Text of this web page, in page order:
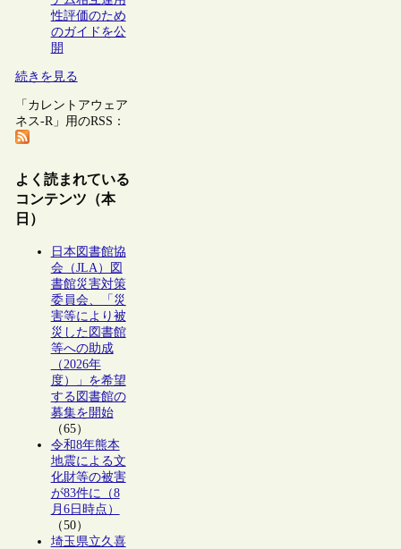
性評価のため
のガイドを公
開
続きを見る
「カレントアウェア
ネス-R」用のRSS：
よく読まれている
コンテンツ（本
日）
日本図書館協
会（JLA）図
書館災害対策
委員会、「災
害等により被
災した図書館
等への助成
（2026年
度）」を希望
する図書館の
募集を開始
（65）
令和8年熊本
地震による文
化財等の被害
が83件に（8
月6日時点）
（50）
埼玉県立久喜